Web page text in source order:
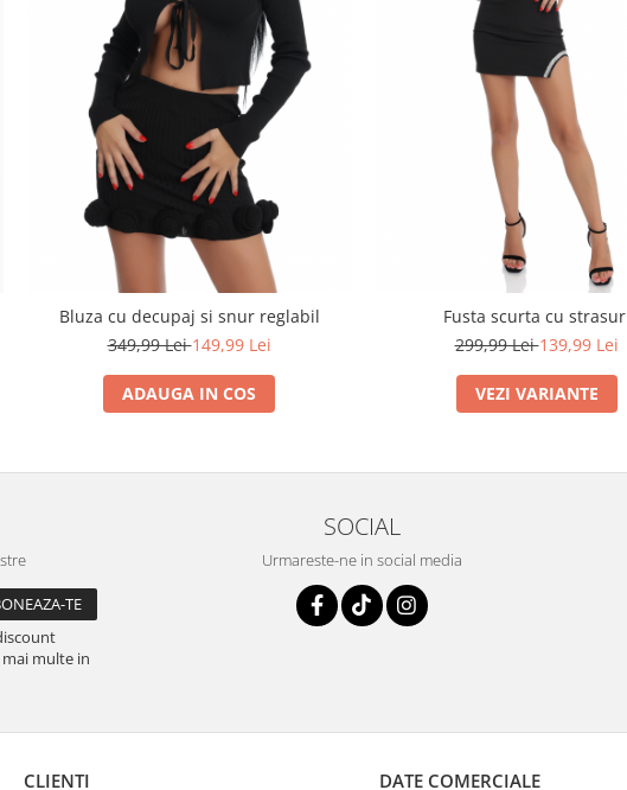
Bluza cu decupaj si snur reglabil
349,99 Lei149,99 Lei
ADAUGA IN COS
Fusta scurta cu
299,99 Lei139,99 Lei
VEZI VARIANTE
multe in
SOCIAL
Urmareste-ne in social media
CLIENTI DATE COMERCIALE